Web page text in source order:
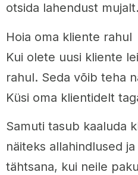
otsida lahendust mujalt.
Hoia oma kliente rahul
Kui olete uusi kliente
rahul. Seda võib teha
Küsi oma klientidelt
Samuti tasub kaaluda
näiteks allahindlused
tähtsana, kui neile